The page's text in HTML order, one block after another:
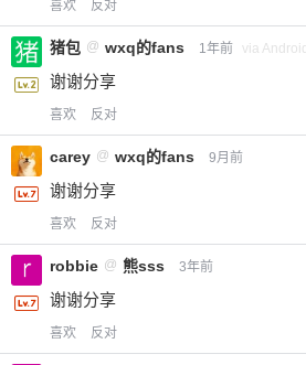
喜欢 反对
猪包 @ wxq的fans 1年前 via Android
谢谢分享
喜欢 反对
carey @ wxq的fans 9月前
谢谢分享
喜欢 反对
robbie @ 熊sss 3年前
谢谢分享
喜欢 反对